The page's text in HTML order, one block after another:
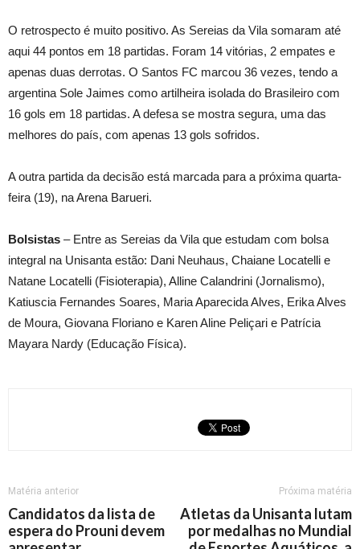
O retrospecto é muito positivo. As Sereias da Vila somaram até
aqui 44 pontos em 18 partidas. Foram 14 vitórias, 2 empates e
apenas duas derrotas. O Santos FC marcou 36 vezes, tendo a
argentina Sole Jaimes como artilheira isolada do Brasileiro com
16 gols em 18 partidas. A defesa se mostra segura, uma das
melhores do país, com apenas 13 gols sofridos.
A outra partida da decisão está marcada para a próxima quarta-
feira (19), na Arena Barueri.
Bolsistas – Entre as Sereias da Vila que estudam com bolsa
integral na Unisanta estão: Dani Neuhaus, Chaiane Locatelli e
Natane Locatelli (Fisioterapia), Alline Calandrini (Jornalismo),
Katiuscia Fernandes Soares, Maria Aparecida Alves, Erika Alves
de Moura, Giovana Floriano e Karen Aline Peliçari e Patrícia
Mayara Nardy (Educação Física).
Matéria anterior
Candidatos da lista de
espera do Prouni devem
Próxima matéria
Atletas da Unisanta lutam
por medalhas no Mundial